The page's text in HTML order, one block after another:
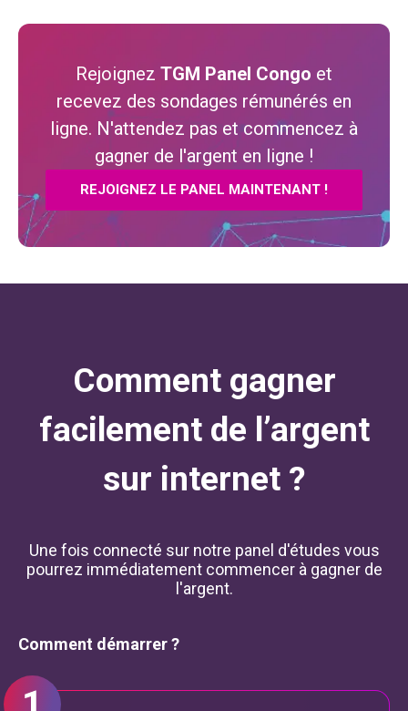
Rejoignez TGM Panel Congo et
recevez des sondages rémunérés en
ligne. N'attendez pas et commencez à
gagner de l'argent en ligne !
REJOIGNEZ LE PANEL MAINTENANT !
Comment gagner
facilement de l’argent
sur internet ?
Une fois connecté sur notre panel d'études vous
pourrez immédiatement commencer à gagner de
l'argent.
Comment démarrer ?